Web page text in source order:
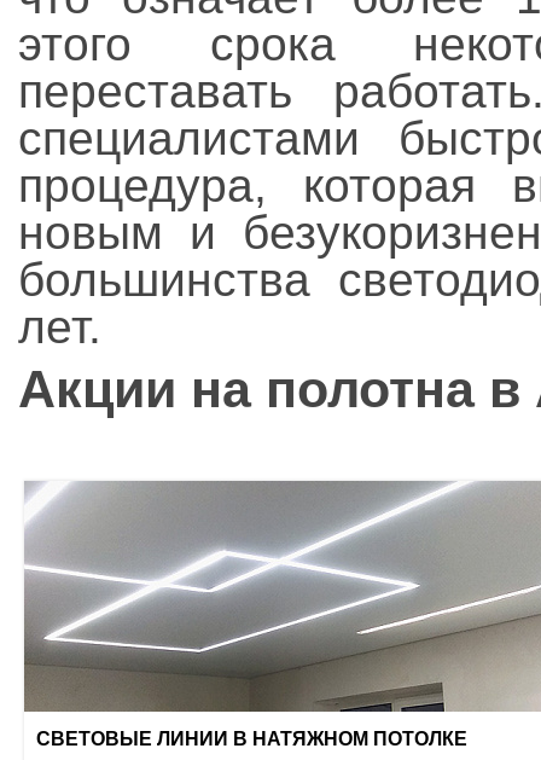
этого срока
переставать
специалистами
процедура, которая
новым и
большинства
лет.
Акции на полотна в
СВЕТОВЫЕ ЛИНИИ В НАТЯЖНОМ ПОТОЛКЕ